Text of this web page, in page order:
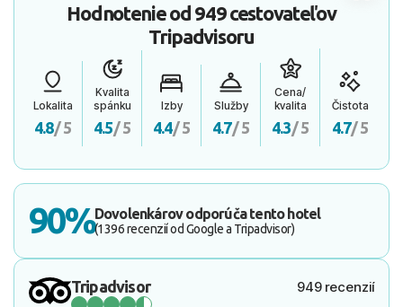
Hodnotenie od 949 cestovateľov
Tripadvisoru
Lokalita
4.8/ 5
Kvalita
spánku
4.5/ 5
Izby
4.4/ 5
Služby
4.7/ 5
Cena/
kvalita
4.3/ 5
Čistota
4.7/ 5
90%Dovolenkárov odporúča tento hotel
(1396 recenzií od Google a Tripadvisor)
Tripadvisor 949 recenzií